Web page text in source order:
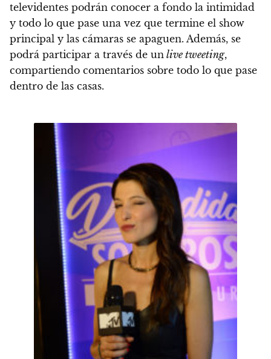
televidentes podrán conocer a fondo la intimidad
y todo lo que pase una vez que termine el show
principal y las cámaras se apaguen. Además, se
podrá participar a través de un live tweeting,
compartiendo comentarios sobre todo lo que pase
dentro de las casas.